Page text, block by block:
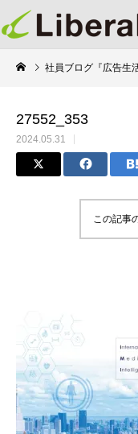
社員ブログ『広告生活
27552_353
2024.05.31
この記事